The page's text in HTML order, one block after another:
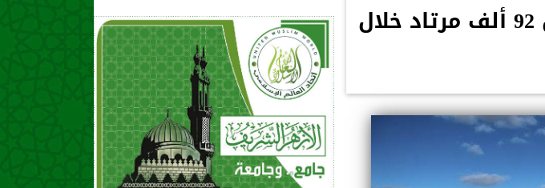
جامع الشيخ زايد بأبوظبي يستقبل أكثر من 92 ألف مرتاد خلال